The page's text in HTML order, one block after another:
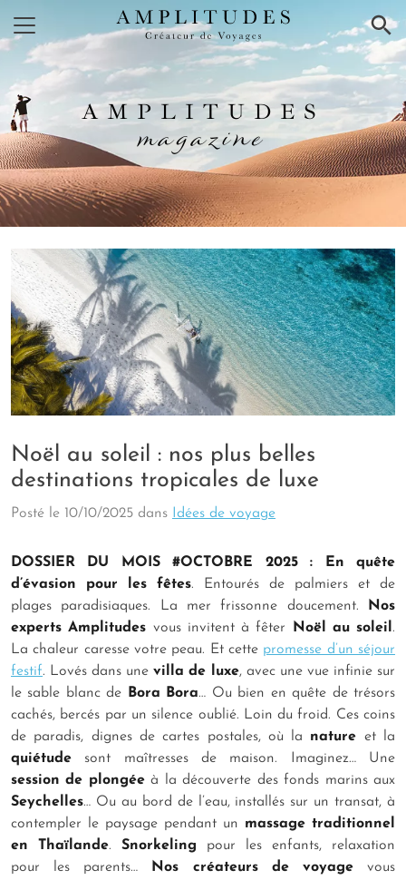
×
AMPLITUDES
magazine
Noël au soleil : nos plus belles
destinations tropicales de luxe
Posté le 10/10/2025 dans Idées de voyage
DOSSIER DU MOIS #OCTOBRE 2025
: En quête
d’évasion pour les fêtes. Entourés de palmiers et de
plages paradisiaques. La mer frissonne doucement.
Nos
experts Amplitudes vous invitent à fêter Noël au soleil .
La chaleur caresse votre peau. Et cette promesse d’un séjour
festif. Lovés dans unevilla de luxe, avec une vue infinie sur
le sable blanc de Bora Bora… Ou bien en quête de trésors
cachés, bercés par un silence oublié. Loin du froid. Ces coins
de paradis, dignes de cartes postales, où la nature et la
quiétude sont maîtresses de maison. Imaginez… Une
session de plongéeà la découverte des fonds marins aux
Seychelles… Ou au bord de l’eau, installés sur un transat, à
contempler le paysage pendant un massage traditionnel
en Thaïlande. Snorkeling pour les enfants, relaxation
pour les parents…
Nos créateurs de voyagevous